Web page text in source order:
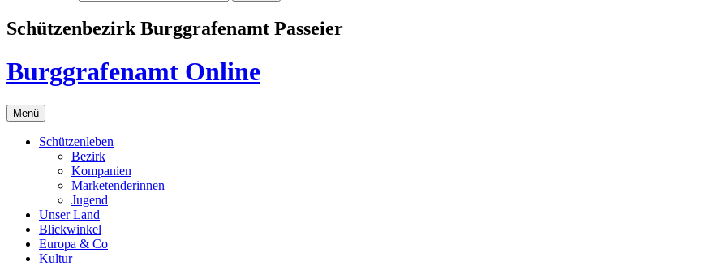
Schützenbezirk Burggrafenamt Passeier
Burggrafenamt Online
Menü
Schützenleben
Bezirk
Kompanien
Marketenderinnen
Jugend
Unser Land
Blickwinkel
Europa & Co
Kultur